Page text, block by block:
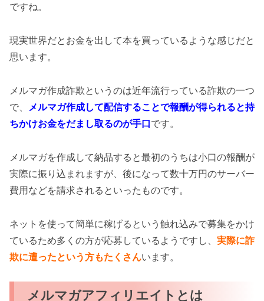
ですね。
現実世界だとお金を出して本を買っているような感じだと
思います。
メルマガ作成詐欺というのは近年流行っている詐欺の一つ
で、 メルマガ作成して配信することで報酬が得られると持
ちかけお金をだまし取るのが手口です。
メルマガを作成して納品すると最初のうちは小口の報酬が
実際に振り込まれますが、後になって数十万円のサーバー
費用などを請求されるといったものです。
ネットを使って簡単に稼げるという触れ込みで募集をかけ
ているため多くの方が応募しているようですし、 実際に詐
欺に遭ったという方もたくさんいます。
メルマガアフィリエイトとは